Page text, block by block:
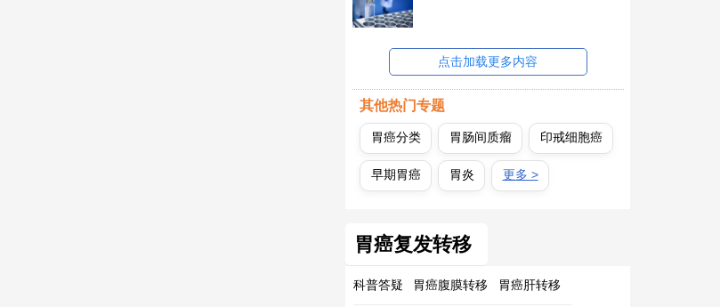
点击加载更多内容
其他热门专题
胃癌分类 胃肠间质瘤 印戒细胞癌
早期胃癌 胃炎 更多 >
胃癌复发转移
科普答疑 胃癌腹膜转移 胃癌肝转移